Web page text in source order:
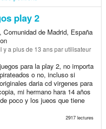
play 2
Comunidad de Madrid, España
y a plus de 13 anspar utilisateur
para la play 2, no importa
o no, incluso si
daria cd virgenes para
mi hermano hara 14 años
poco y los jueos que tiene
2917 lectures